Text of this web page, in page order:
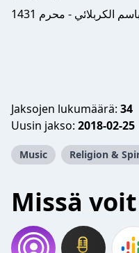
الكربلائي - محرم 1431
Jaksojen lukumäärä: 34
Uusin jakso: 2018-02-25
Music Religion &
Missä